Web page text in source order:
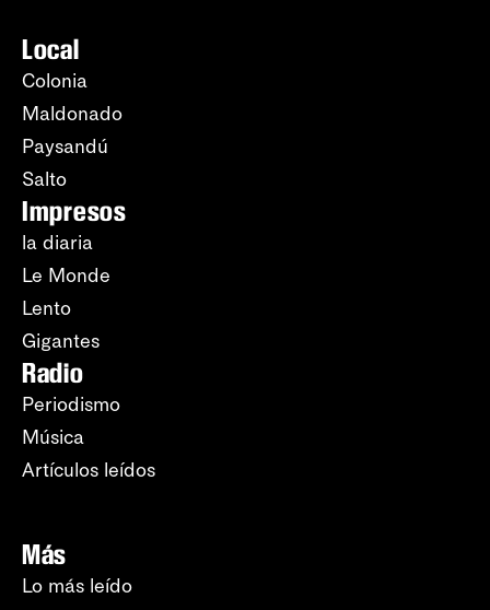
Local
Colonia
Maldonado
Paysandú
Salto
Impresos
la diaria
Le Monde
Lento
Gigantes
Radio
Periodismo
Música
Artículos leídos
Más
Lo más leído